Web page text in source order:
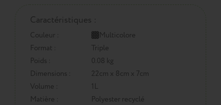
Caractéristiques :
Couleur :
Multicolore
Format :
Triple
Poids :
0.08 kg
Dimensions :
22cm x 8cm x 7cm
Volume :
1L
Matière :
Polyester recyclé